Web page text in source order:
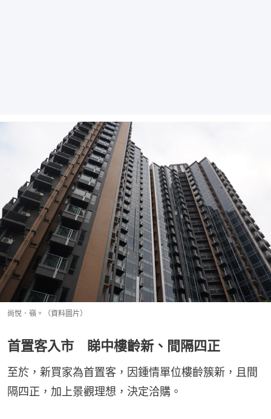
尚悅．嶺。（資料圖片）
首置客入市 睇中樓齡新、間隔四正
至於，新買家為首置客，因鍾情單位樓齡簇新，且間
隔四正，加上景觀理想，決定洽購。